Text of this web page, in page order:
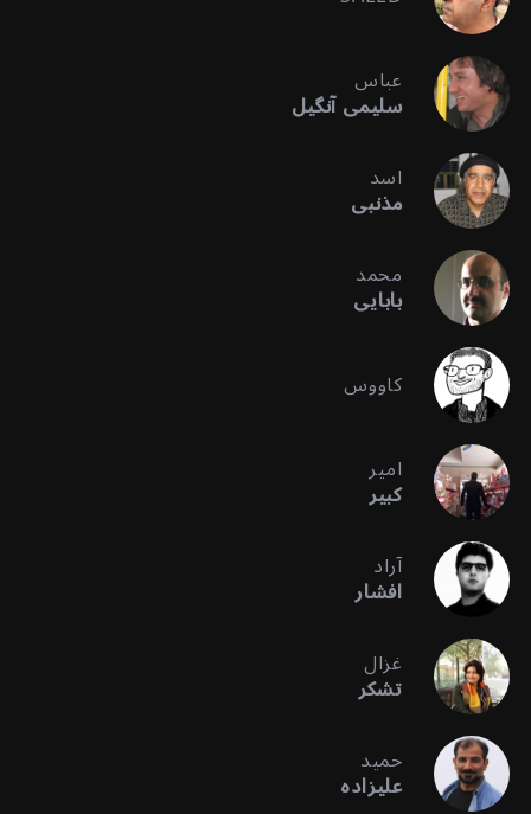
عباس
سلیمی آنگیل
اسد
مذنبی
محمد
بابایی
کاووس
امیر
کبیر
آراد
افشار
غزال
تشکر
حمید
علیزاده